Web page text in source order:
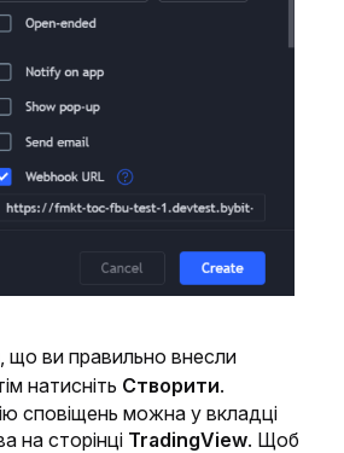
що ви правильно внесли
натисніть Створити.
на сторінці TradingView. Щоб